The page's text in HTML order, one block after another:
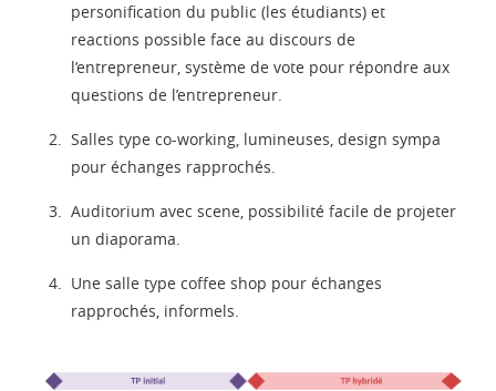
personification du public (les étudiants) et
reactions possible face au discours de
l’entrepreneur, système de vote pour répondre aux
questions de l’entrepreneur.
Salles type co-working, lumineuses, design sympa
pour échanges rapprochés.
Auditorium avec scene, possibilité facile de projeter
un diaporama.
Une salle type coffee shop pour échanges
rapprochés, informels.